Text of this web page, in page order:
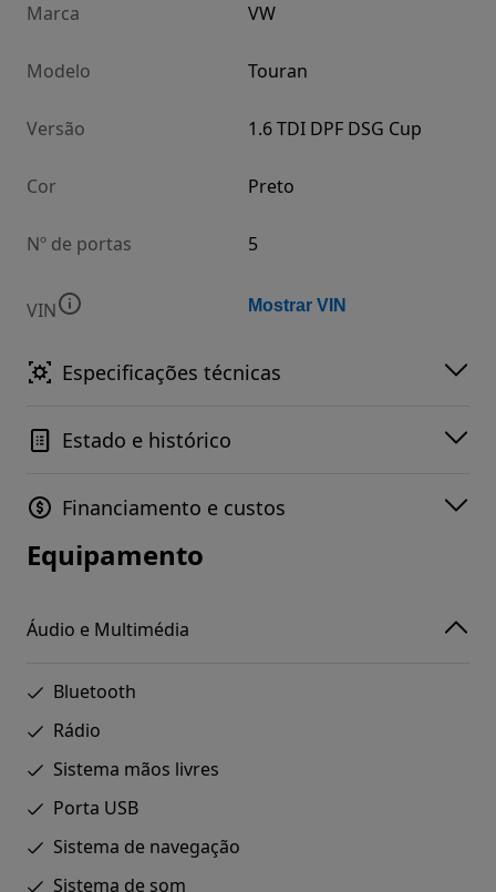
Marca VW
Modelo Touran
Versão 1.6 TDI DPF DSG Cup
Cor Preto
Nº de portas 5
VIN Mostrar VIN
Especificações técnicas
Estado e histórico
Financiamento e custos
Equipamento
Áudio e Multimédia
Bluetooth
Rádio
Sistema mãos livres
Porta USB
Sistema de navegação
Sistema de som